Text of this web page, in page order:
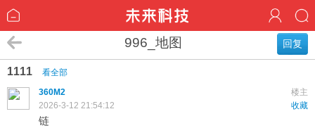
回复
996_地图
1111
看全部
楼主
360M2
收藏
2026-3-12 21:54:12
链